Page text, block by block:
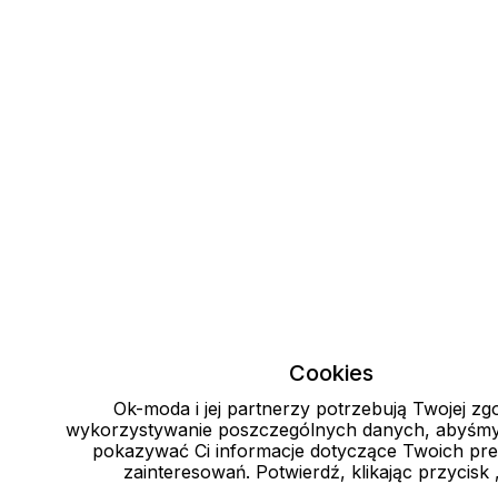
Cookies
Ok-moda i jej partnerzy potrzebują Twojej
wykorzystywanie poszczególnych danych,
pokazywać Ci informacje dotyczące Twoich
zainteresowań. Potwierdź, klikając przycisk